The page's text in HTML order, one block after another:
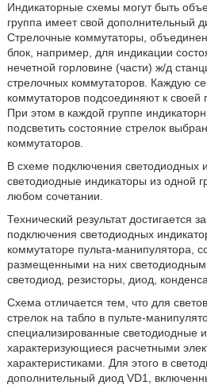
Индикаторные схемы могут быть
группа имеет свой дополнительный
Стрелочные коммутаторы,
блок, например, для индикации
нечетной горловине (части) ж/д
стрелочных коммутаторов. Каждую
коммутаторов подсоединяют к своей
При этом в каждой группе
подсветить состояние стрелок
коммутаторов.
В схеме подключения светодиодных
светодиодные индикаторы из одной
любом сочетании.
Технический результат достигается
подключения светодиодных
коммутаторе пульта-манипулятора,
размещенными на них
светодиод, резисторы, диод,
Схема отличается тем, что для
стрелок на табло в пульте-
специализированные светодиодные
характеризующиеся расчетными
характеристиками. Для этого в
дополнительный диод VD1,